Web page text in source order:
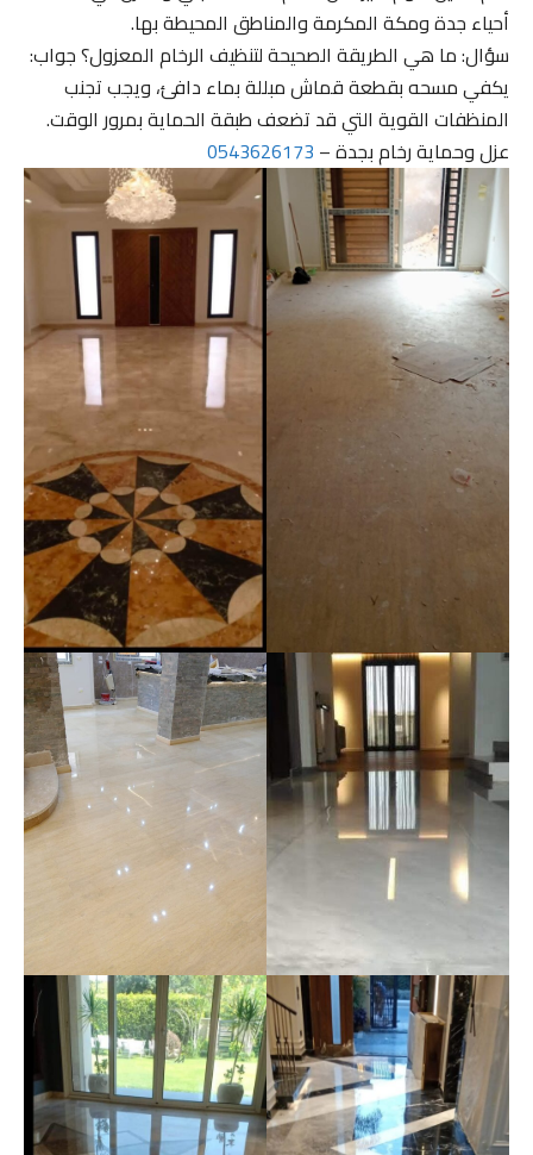
أحياء جدة ومكة المكرمة والمناطق المحيطة بها.
سؤال: ما هي الطريقة الصحيحة لتنظيف الرخام المعزول؟ جواب:
يكفي مسحه بقطعة قماش مبللة بماء دافئ، ويجب تجنب
المنظفات القوية التي قد تضعف طبقة الحماية بمرور الوقت.
عزل وحماية رخام بجدة –0543626173